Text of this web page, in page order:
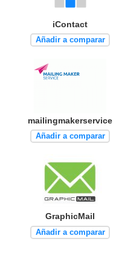
iContact
Añadir a comparar
mailingmakerservice
Añadir a comparar
GraphicMail
Añadir a comparar